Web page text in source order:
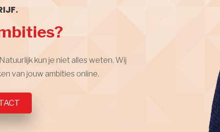
kun je niet alles weten. Wij
van jouw ambities online.